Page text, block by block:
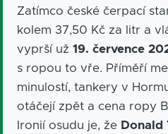
Zatímco české čerpací
kolem 37,50 Kč za litr a
vyprší už 19. července
s ropou to vře. Příměří
minulostí, tankery v
otáčejí zpět a cena ropy
Ironií osudu je, že